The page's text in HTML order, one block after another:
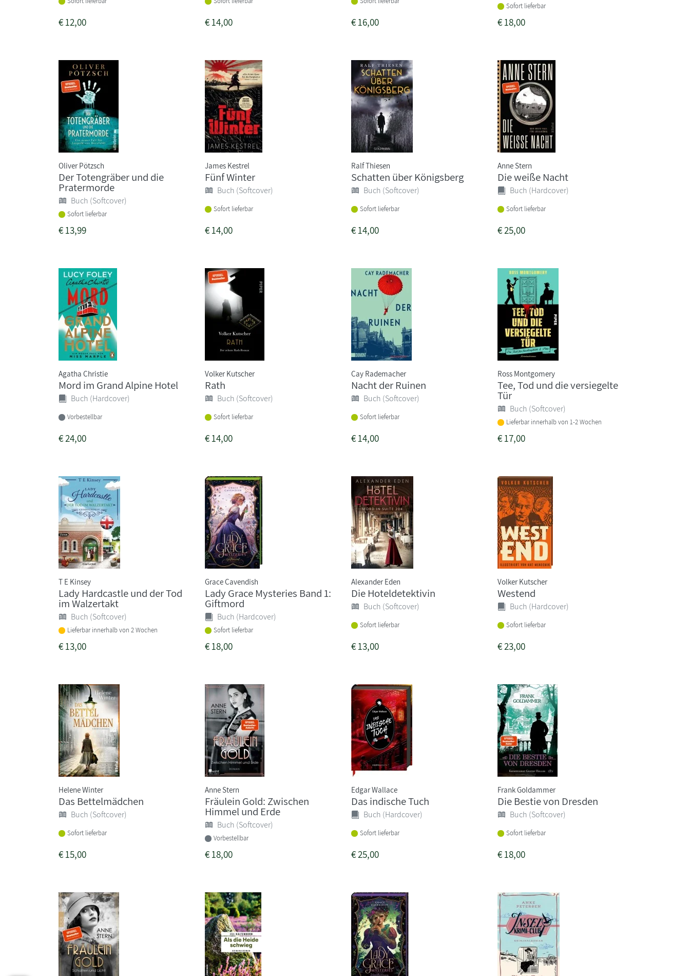
€12,00 €14,00 €16,00
Sofort lieferbar
€18,00
Oliver Pötzsch
Der Totengräber und die
Pratermorde
Buch (Softcover)
Sofort lieferbar
€13,99
James Kestrel
Fünf Winter
Buch (Softcover)
Sofort lieferbar
€14,00
Ralf Thiesen
Schatten über Königsberg
Buch (Softcover)
Sofort lieferbar
€14,00
Anne Stern
Die weiße Nacht
Buch (Hardcover)
Sofort lieferbar
€25,00
Agatha Christie
Mord im Grand Alpine Hotel
Buch (Hardcover)
Vorbestellbar
€24,00
Volker Kutscher
Rath
Buch (Softcover)
Sofort lieferbar
€14,00
Cay Rademacher
Nacht der Ruinen
Buch (Softcover)
Sofort lieferbar
€14,00
Ross Montgomery
Tee, Tod und die versiegelte
Tür
Buch (Softcover)
Lieferbar innerhalb von 1-2 Wochen
€17,00
T E Kinsey
Lady Hardcastle und der Tod
im Walzertakt
Buch (Softcover)
Lieferbar innerhalb von 2 Wochen
€13,00
Grace Cavendish
Lady Grace Mysteries Band 1:
Giftmord
Buch (Hardcover)
Sofort lieferbar
€18,00
Alexander Eden
Die Hoteldetektivin
Buch (Softcover)
Sofort lieferbar
€13,00
Volker Kutscher
Westend
Buch (Hardcover)
Sofort lieferbar
€23,00
Helene Winter
Das Bettelmädchen
Buch (Softcover)
Sofort lieferbar
€15,00
Anne Stern
Fräulein Gold: Zwischen
Himmel und Erde
Buch (Softcover)
Vorbestellbar
€18,00
Edgar Wallace
Das indische Tuch
Buch (Hardcover)
Sofort lieferbar
€25,00
Frank Goldammer
Die Bestie von Dresden
Buch (Softcover)
Sofort lieferbar
€18,00